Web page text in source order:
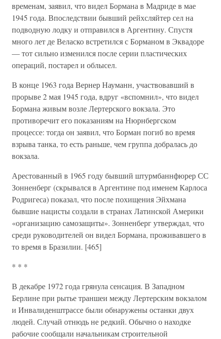
временам, заявил, что видел Бормана в Мадриде в мае
1945 года. Впоследствии бывший рейхсляйтер сел на
подводную лодку и отправился в Аргентину. Спустя
много лет де Веласко встретился с Борманом в Эквадоре
— тот сильно изменился после серии пластических
операций, постарел и облысел.
В конце 1963 года Вернер Науманн, участвовавший в
прорыве 2 мая 1945 года, вдруг «вспомнил», что видел
Бормана живым возле Лертерского вокзала. Это
противоречит его показаниям на Нюрнбергском
процессе: тогда он заявил, что Борман погиб во время
взрыва танка, то есть раньше, чем группа добралась до
вокзала.
Арестованный в 1965 году бывший штурмбаннфюрер СС
Зонненберг (скрывался в Аргентине под именем Карлоса
Родригеса) показал, что после похищения Эйхмана
бывшие нацисты создали в странах Латинской Америки
«организацию самозащиты». Зонненберг утверждал, что
среди руководителей он видел Бормана, проживавшего в
то время в Бразилии. [465]
* * *
В декабре 1972 года грянула сенсация. В Западном
Берлине при рытье траншеи между Лертерским вокзалом
и Инвалиденштрассе были обнаружены останки двух
людей. Случай отнюдь не редкий. Обычно о находке
рабочие сообщали начальникам строительной